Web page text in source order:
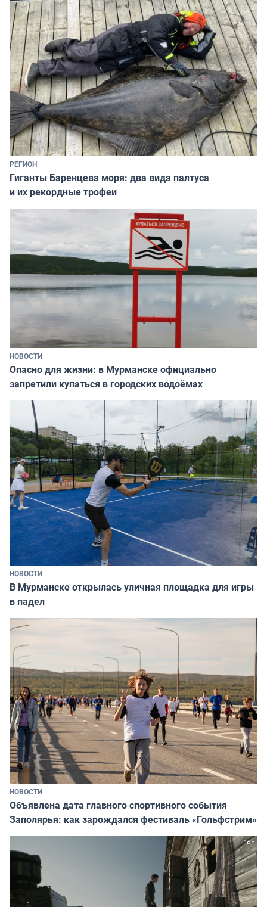
РЕГИОН
Гиганты Баренцева моря: два вида палтуса
и их рекордные трофеи
НОВОСТИ
Опасно для жизни: в Мурманске официально
запретили купаться в городских водоёмах
НОВОСТИ
В Мурманске открылась уличная площадка для игры
в падел
НОВОСТИ
Объявлена дата главного спортивного события
Заполярья: как зарождался фестиваль «Гольфстрим»